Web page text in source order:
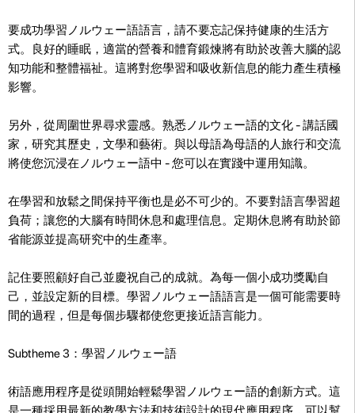
要成功學習ノルウェー語語言，請不要忘記保持健康的生活方
式。良好的睡眠，適當的營養和體育鍛煉將有助於改善大腦的認
知功能和整體福祉。這將對您學習和吸收新信息的能力產生積極
影響。
另外，從周圍世界尋求靈感。熟悉ノルウェー語的文化 - 講話國
家，研究其歷史，文學和藝術。與以母語為母語的人旅行和交流
將使您沉浸在ノルウェー語中 - 您可以在實踐中運用知識。
在學習和放鬆之間保持平衡也是必不可少的。不要對語言學習超
負荷；讓您的大腦有時間休息和處理信息。定期休息將有助於節
省能源並提高研究中的生產率。
記住要照顧好自己並慶祝自己的成就。為每一個小成功獎勵自
己，並設定新的目標。學習ノルウェー語語言是一個可能需要時
間的過程，但是每個步驟都使您更接近語言能力。
Subtheme 3：學習ノルウェー語
術語應用程序是從頭開始輕鬆學習ノルウェー語的創新方式。這